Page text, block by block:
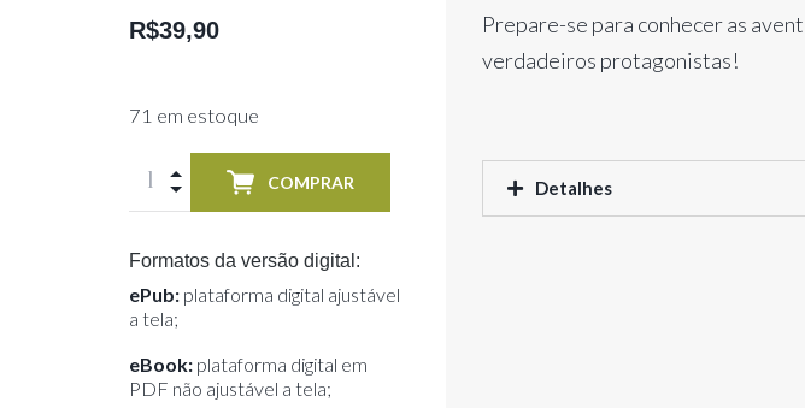
R$39,90
71 em estoque
COMPRAR
Formatos da versão digital:
ePub: plataforma digital ajustável
a tela;
eBook: plataforma digital em
PDF não ajustável a tela;
Prepare-se para conhecer as
verdadeiros protagonistas!
Detalhes